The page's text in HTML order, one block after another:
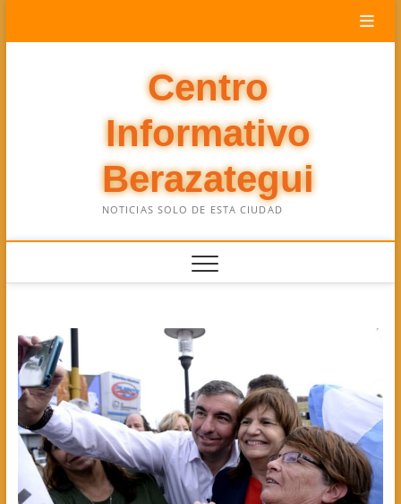
Centro
Informativo
Berazategui
NOTICIAS SOLO DE ESTA CIUDAD